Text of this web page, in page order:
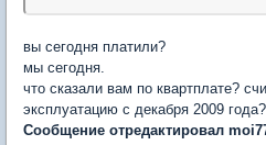
вы сегодня платили?
мы сегодня.
что сказали вам по квартплате?
эксплуатацию с декабря 2009 года?
Сообщение отредактировал